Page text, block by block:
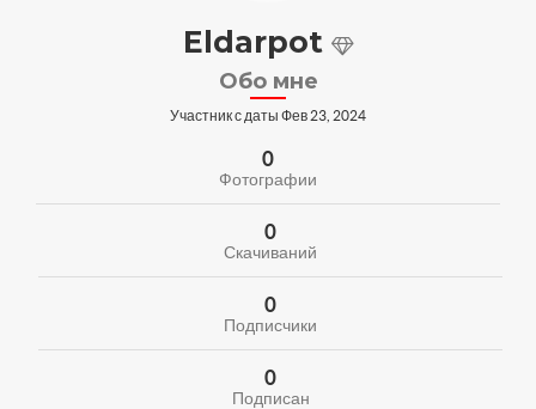
Eldarpot
Обо мне
Участник с даты Фев 23, 2024
0
Фотографии
0
Скачиваний
0
Подписчики
0
Подписан